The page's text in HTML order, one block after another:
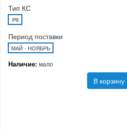
Тип КС
P9
Период поставки
МАЙ - НОЯБРЬ
Наличие: мало
В корзину